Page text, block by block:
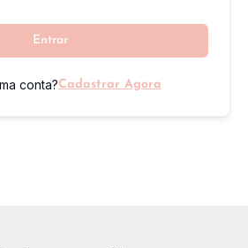
Entrar
conta?Cadastrar Agora